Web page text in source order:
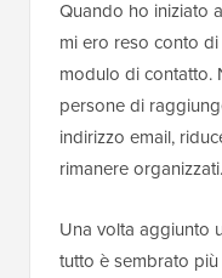
Quando ho iniziato
mi ero reso conto
modulo di contatto.
persone di
indirizzo email,
rimanere organizzati.
Una volta aggiunto
tutto è sembrato